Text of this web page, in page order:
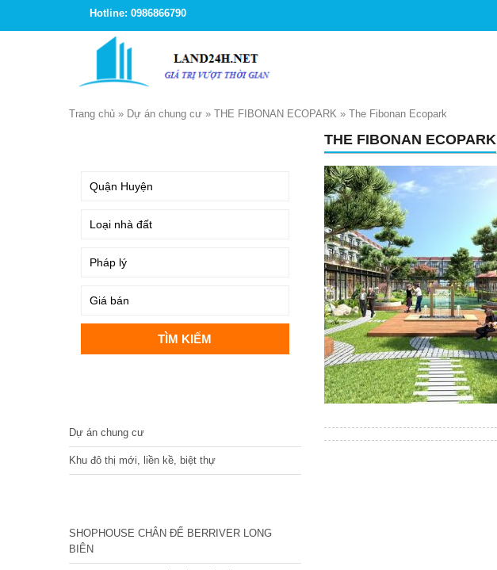
Hotline: 0986866790
Trang chủ » Dự án chung cư » THE FIBONAN ECOPARK » The Fibonan Ecopark
THE FIBONAN ECOPARK
Dự án chung cư
Khu đô thị mới, liền kề, biệt thự
SHOPHOUSE CHÂN ĐẾ BERRIVER LONG
BIÊN